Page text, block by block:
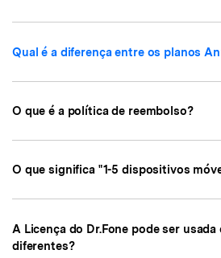
Qual é a diferença entre os planos
O que é a política de reembolso?
O que significa "1-5 dispositivos
A Licença do Dr.Fone pode ser
diferentes?